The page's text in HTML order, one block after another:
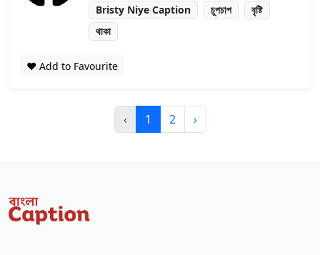
Bristy Niye Caption চুপচাপ
বৃষ্টি
থাকা
❤️ Add to Favourite
‹ 1 2 ›